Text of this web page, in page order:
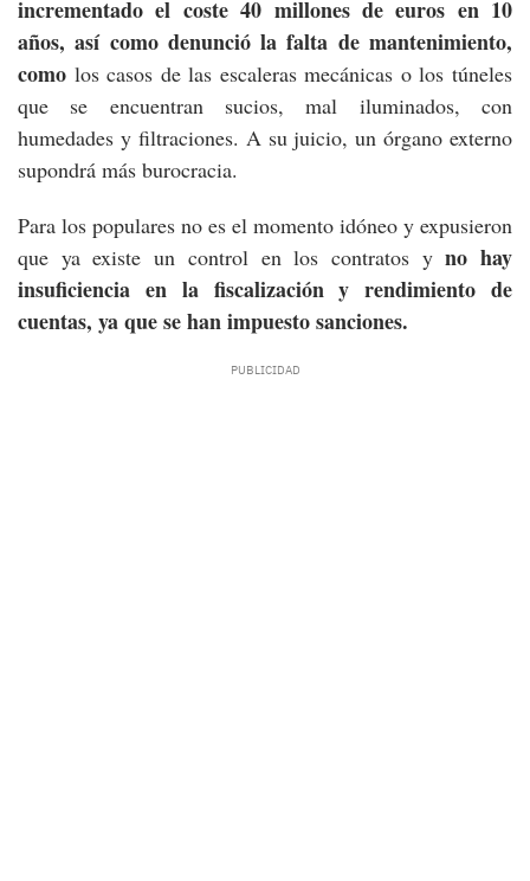
incrementado el coste 40 millones de euros en 10
años, así como denunció la falta de mantenimiento,
como los casos de las escaleras mecánicas o los túneles
que se encuentran sucios, mal iluminados, con
humedades y filtraciones. A su juicio, un órgano externo
supondrá más burocracia.
Para los populares no es el momento idóneo y expusieron
que ya existe un control en los contratos yno hay
insuficiencia en la fiscalización y rendimiento de
cuentas, ya que se han impuesto sanciones.